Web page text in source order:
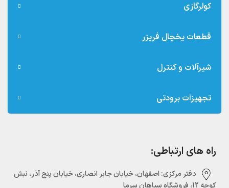
کولرگازی
قطعات یخچال فریزر
شیرآلات و کنترل
تجهیزات برودتی
راه های ارتباطی:
دفتر مرکزی:‌ اصفهان، خیابان جابر انصاری، خیابان پنج آذر، نبش
کوچه 12، فروشگاه سپاهان سرما